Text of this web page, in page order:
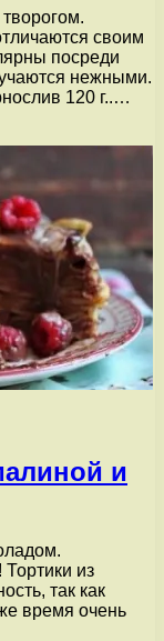
своим
посреди
нежными.
120 г..…
и
Тортики из
так как
время очень